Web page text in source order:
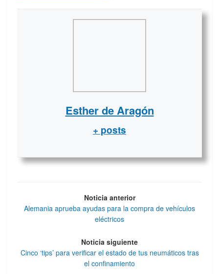
Esther de Aragón
+ posts
Noticia anterior
Alemania aprueba ayudas para la compra de vehículos
eléctricos
Noticia siguiente
Cinco ‘tips’ para verificar el estado de tus neumáticos tras
el confinamiento